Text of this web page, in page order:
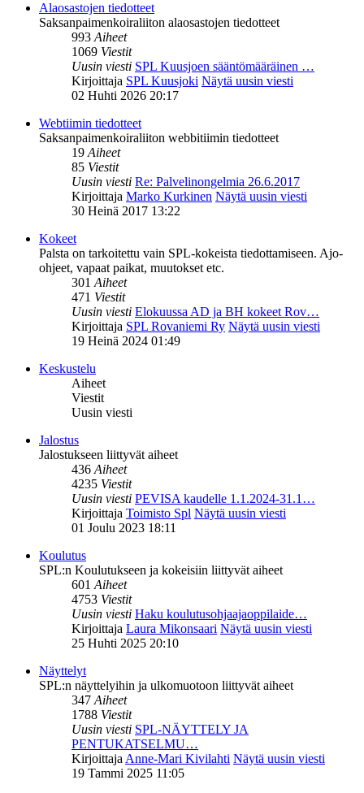
Alaosastojen tiedotteet
Saksanpaimenkoiraliiton alaosastojen tiedotteet
993Aiheet
1069 Viestit
Uusin viesti SPL Kuusjoen sääntömääräinen …
Kirjoittaja SPL Kuusjoki Näytä uusin viesti
02 Huhti 2026 20:17
Webtiimin tiedotteet
Saksanpaimenkoiraliiton webbitiimin tiedotteet
19Aiheet
85 Viestit
Uusin viesti Re: Palvelinongelmia 26.6.2017
Kirjoittaja Marko Kurkinen Näytä uusin viesti
30 Heinä 2017 13:22
Kokeet
Palsta on tarkoitettu vain SPL-kokeista tiedottamiseen. Ajo-
ohjeet, vapaat paikat, muutokset etc.
301Aiheet
471 Viestit
Uusin viesti Elokuussa AD ja BH kokeet Rov…
Kirjoittaja SPL Rovaniemi Ry Näytä uusin viesti
19 Heinä 2024 01:49
Keskustelu
Aiheet
Viestit
Uusin viesti
Jalostus
Jalostukseen liittyvät aiheet
436Aiheet
4235 Viestit
Uusin viesti PEVISA kaudelle 1.1.2024-31.1…
Kirjoittaja Toimisto Spl Näytä uusin viesti
01 Joulu 2023 18:11
Koulutus
SPL:n Koulutukseen ja kokeisiin liittyvät aiheet
601Aiheet
4753 Viestit
Uusin viesti Haku koulutusohjaajaoppilaide…
Kirjoittaja Laura Mikonsaari Näytä uusin viesti
25 Huhti 2025 20:10
Näyttelyt
SPL:n näyttelyihin ja ulkomuotoon liittyvät aiheet
347Aiheet
1788 Viestit
Uusin viesti SPL-NÄYTTELY JA
PENTUKATSELMU…
KirjoittajaAnne-Mari Kivilahti Näytä uusin viesti
19 Tammi 2025 11:05